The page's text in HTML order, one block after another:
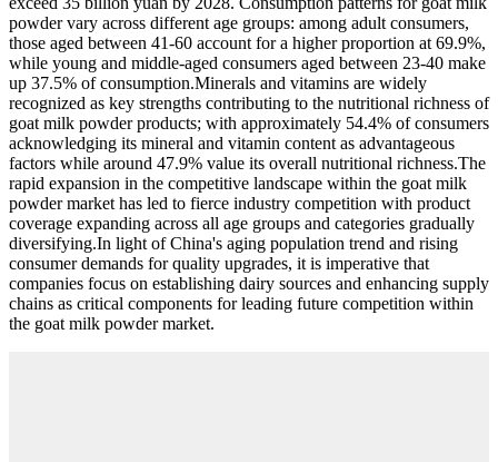
powder vary across different age groups: among adult consumers,
those aged between 41-60 account for a higher proportion at 69.9%,
while young and middle-aged consumers aged between 23-40 make
up 37.5% of consumption.Minerals and vitamins are widely
recognized as key strengths contributing to the nutritional richness of
goat milk powder products; with approximately 54.4% of consumers
acknowledging its mineral and vitamin content as advantageous
factors while around 47.9% value its overall nutritional richness.The
rapid expansion in the competitive landscape within the goat milk
powder market has led to fierce industry competition with product
coverage expanding across all age groups and categories gradually
diversifying.In light of China's aging population trend and rising
consumer demands for quality upgrades, it is imperative that
companies focus on establishing dairy sources and enhancing supply
chains as critical components for leading future competition within
the goat milk powder market.